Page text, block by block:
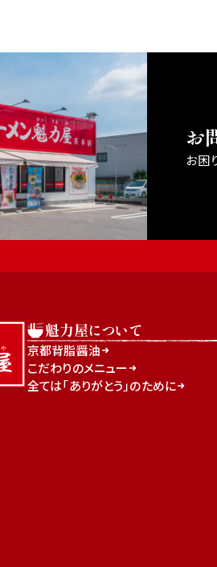
お
お困
魁力屋について
京都背脂醤油
こだわりのメニュー
全ては「ありがとう」のために